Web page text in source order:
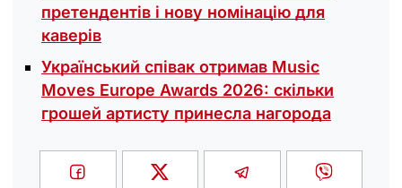
претендентів і нову номінацію для
каверів
Український співак отримав Music
Moves Europe Awards 2026: скільки
грошей артисту принесла нагорода